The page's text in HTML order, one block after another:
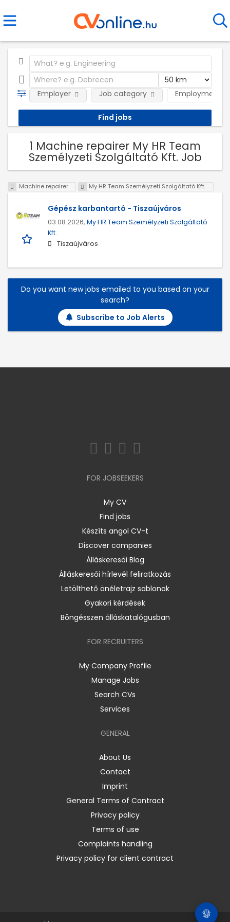
Employment
Employer Job category
1 Machine repairer My HR Team
Személyzeti Szolgáltató Kft. Job
Machine repairer My HR Team Személyzeti Szolgáltató Kft.
Gépész karbantartó - Tiszaújváros
03.08.2026, My HR Team Személyzeti Szolgáltató
Kft.
Tiszaújváros
Do you want new jobs emailed to you based on your
search?
Subscribe to Job Alerts
FOR JOBSEEKERS
My CV
Find jobs
Készíts angol CV-t
Discover companies
Álláskeresői Blog
Álláskeresői hírlevél feliratkozás
Letölthető önéletrajz sablonok
Gyakori kérdések
Böngésszen álláskatalógusban
FOR RECRUITERS
My Company Profile
Manage Jobs
Search CVs
Services
GENERAL
About Us
Contact
Imprint
General Terms of Contract
Privacy policy
Terms of use
Complaints handling
Privacy policy for client contract